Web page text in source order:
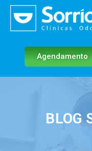
Agendamento
BLOG